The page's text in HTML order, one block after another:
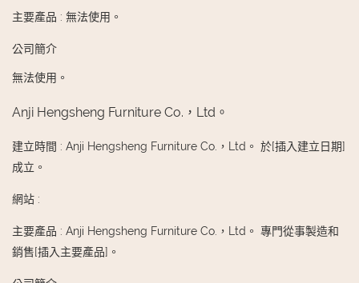
主要產品 : 無法使用。
公司簡介
無法使用。
Anji Hengsheng Furniture Co.，Ltd。
建立時間 : Anji Hengsheng Furniture Co.，Ltd。 於[插入建立日期]
成立。
網站 :
主要產品 : Anji Hengsheng Furniture Co.，Ltd。 專門從事製造和
銷售[插入主要產品]。